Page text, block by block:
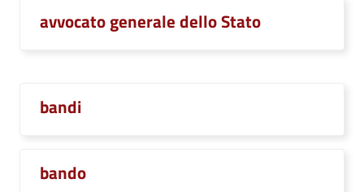
avvocato generale dello Stato
bandi
bando